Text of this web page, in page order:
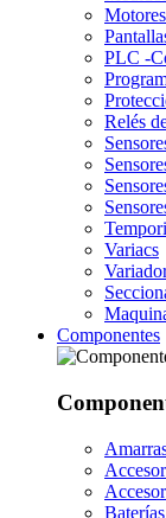
PLC -
Relés
Variacs
Componentes
Baterías